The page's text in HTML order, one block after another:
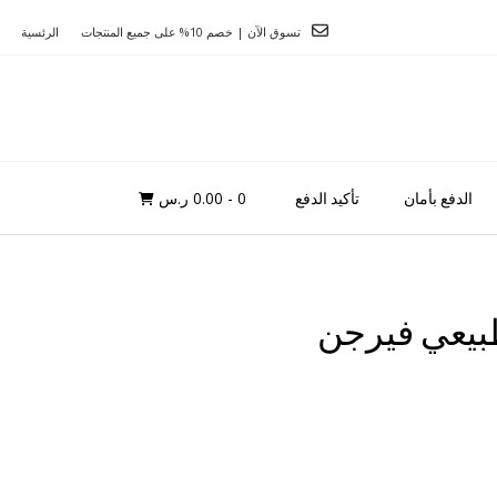
الرئسية تسوق الآن | خصم 10% على جميع المنتجات
تأكيد الدفع الدفع بأمان 0 - 0.00 ر.س
فيرجن